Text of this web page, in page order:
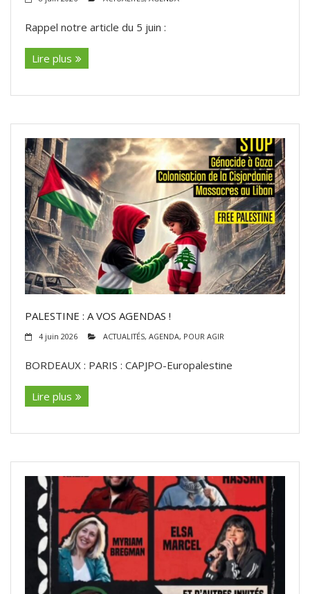
Rappel notre article du 5 juin :
Lire plus
PALESTINE : A VOS AGENDAS !
4 juin 2026 ACTUALITÉS, AGENDA, POUR AGIR
BORDEAUX : PARIS : CAPJPO-Europalestine
Lire plus